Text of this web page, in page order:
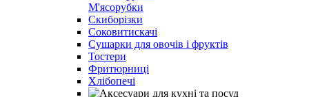
М'ясорубки
Скиборізки
Соковитискачі
Сушарки для овочів і фруктів
Тостери
Фритюрниці
Хлібопечі